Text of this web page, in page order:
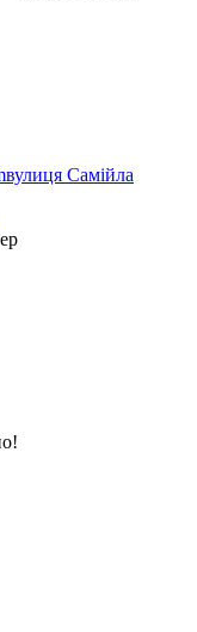
вулиця Самійла